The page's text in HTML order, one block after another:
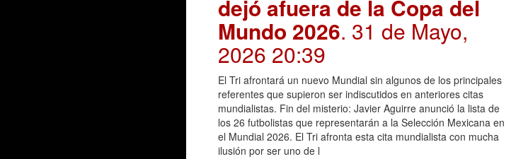
dejó afuera de la Copa del
Mundo 2026. 31 de Mayo,
2026 20:39
El Tri afrontará un nuevo Mundial sin algunos de los principales
referentes que supieron ser indiscutidos en anteriores citas
mundialistas. Fin del misterio: Javier Aguirre anunció la lista de
los 26 futbolistas que representarán a la Selección Mexicana en
el Mundial 2026. El Tri afronta esta cita mundialista con mucha
ilusión por ser uno de l